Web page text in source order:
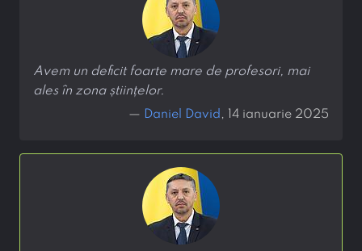
Avem un deficit foarte mare de profesori, mai
ales în zona științelor.
— Daniel David , 14 ianuarie 2025